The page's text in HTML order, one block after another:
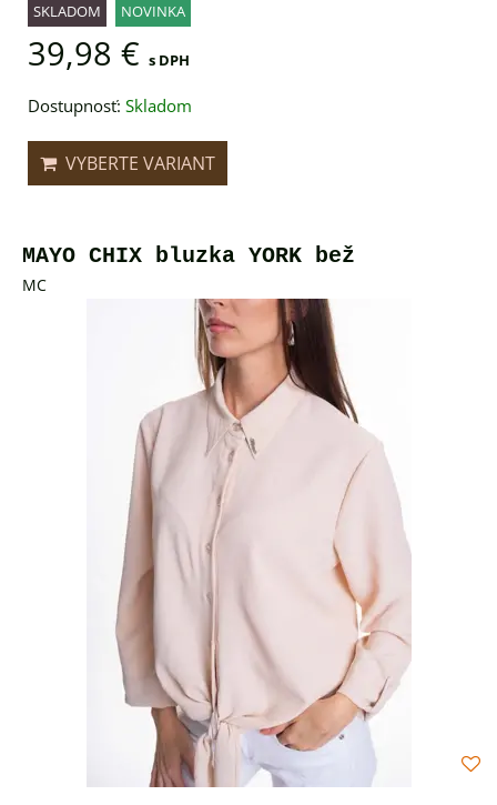
SKLADOM NOVINKA
39,98 € s DPH
Dostupnosť: Skladom
VYBERTE VARIANT
MAYO CHIX bluzka YORK bež
MC